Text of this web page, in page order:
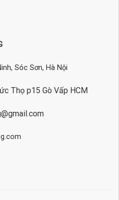
Sóc Sơn, Hà Nội
Thọ p15 Gò Vấp HCM